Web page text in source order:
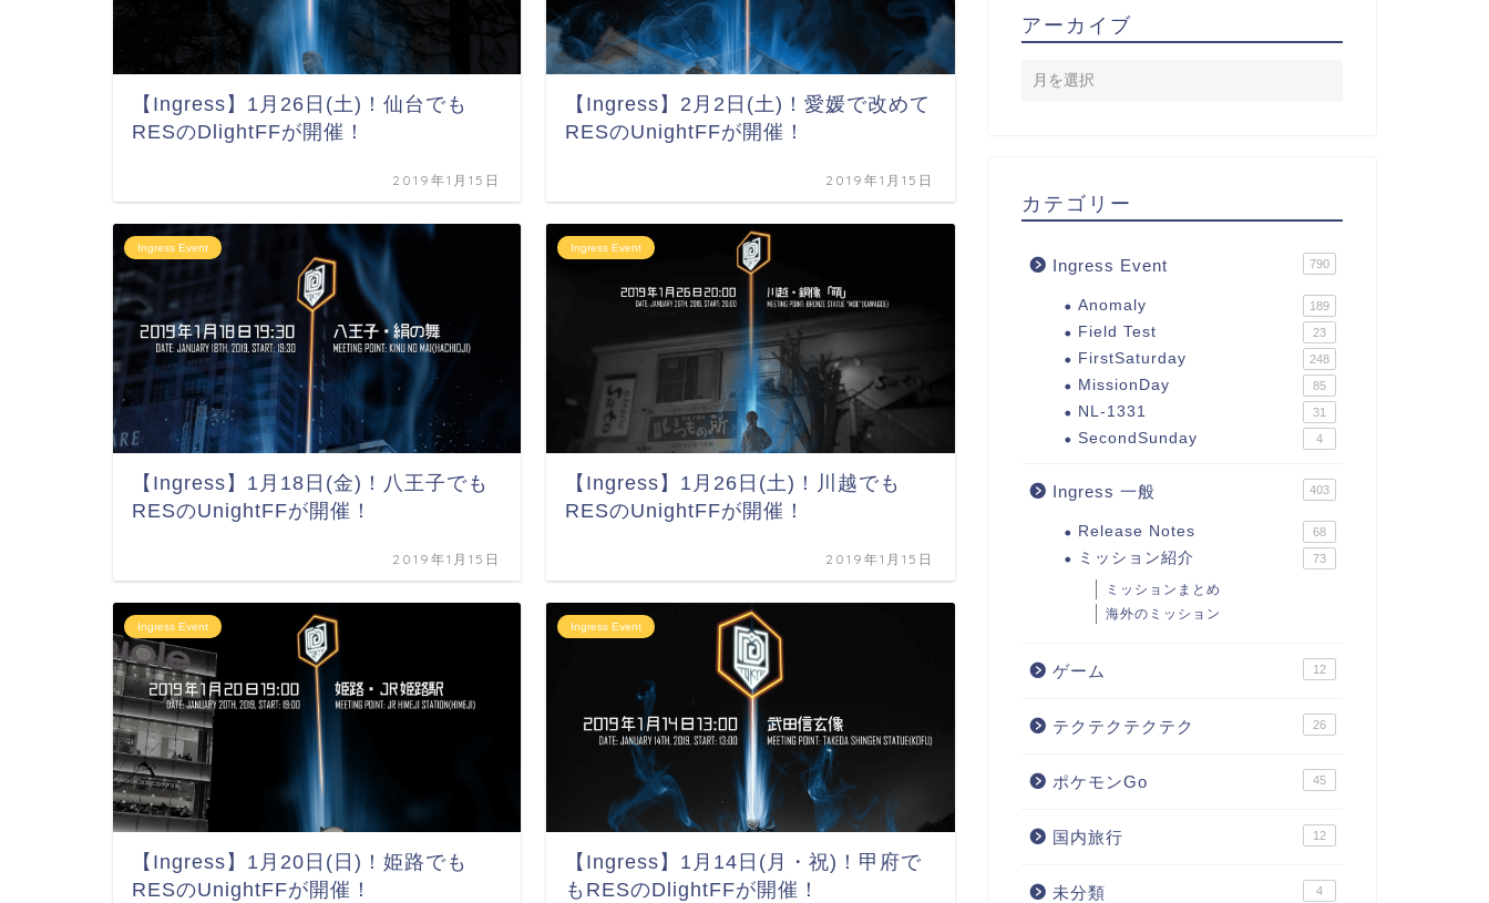
【Ingress】1月26日(土)！仙台でも
RESのDlightFFが開催！
2019年1月15日
【Ingress】2月2日(土)！愛媛で改めて
RESのUnightFFが開催！
2019年1月15日
Ingress Event
【Ingress】1月18日(金)！八王子でも
RESのUnightFFが開催！
2019年1月15日
Ingress Event
【Ingress】1月26日(土)！川越でも
RESのUnightFFが開催！
2019年1月15日
Ingress Event
【Ingress】1月20日(日)！姫路でも
RESのUnightFFが開催！
Ingress Event
【Ingress】1月14日(月・祝)！甲府で
もRESのDlightFFが開催！
アーカイブ
カテゴリー
Ingress Event 790
Anomaly 189
Field Test 23
FirstSaturday 248
MissionDay 85
NL-1331 31
SecondSunday 4
Ingress 一般 403
Release Notes 68
ミッション紹介 73
ミッションまとめ
海外のミッション
ゲーム 12
テクテクテクテク 26
ポケモンGo 45
国内旅行 12
未分類 4